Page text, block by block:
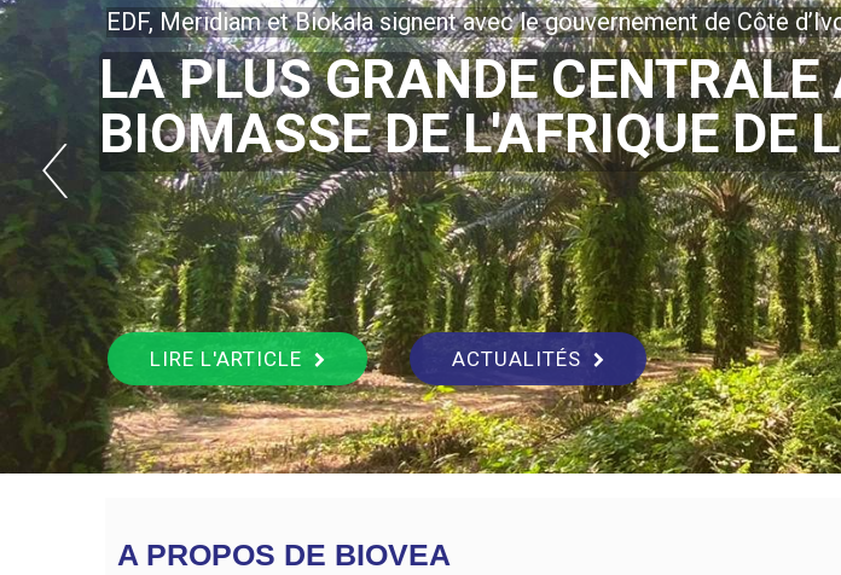
LA PLUS GRANDE CENTRALE
BIOMASSE DE L'AFRIQUE DE
EDF, Meridiam et Biokala signent avec le gouvernement de Côte
ACTUALITÉS
LIRE L'ARTICLE
A PROPOS DE BIOVEA